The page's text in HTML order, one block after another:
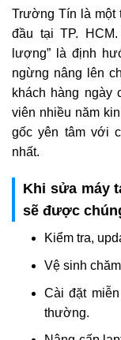
Trường Tín là một
đầu tại TP.
lượng” là định
ngừng nâng lên
khách hàng ngày
viên nhiều năm
gốc yên tâm với
nhất.
Khi sửa máy
sẽ được
Kiểm tra,
Vệ sinh
Cài đặt
thường.